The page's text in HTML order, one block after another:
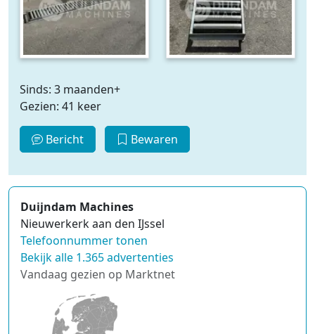
Sinds: 3 maanden+
Gezien: 41 keer
Bericht Bewaren
Duijndam Machines
Nieuwerkerk aan den IJssel
Telefoonnummer tonen
Bekijk alle 1.365 advertenties
Vandaag gezien op Marktnet